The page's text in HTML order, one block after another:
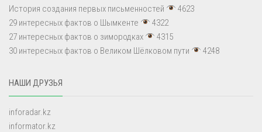
История создания первых письменностей
4623
29 интересных фактов о Шымкенте
4322
27 интересных фактов о зимородках
4315
30 интересных фактов о Великом Шёлковом пути
4248
НАШИ ДРУЗЬЯ
inforadar.kz
informator.kz